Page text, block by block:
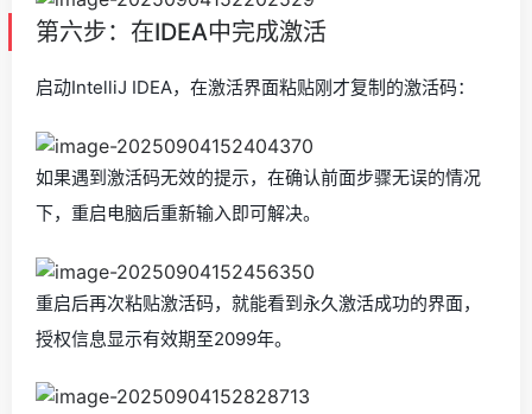
第六步：在IDEA中完成激活
启动IntelliJ IDEA，在激活界面粘贴刚才复制的激活码：
如果遇到激活码无效的提示，在确认前面步骤无误的情况
下，重启电脑后重新输入即可解决。
重启后再次粘贴激活码，就能看到永久激活成功的界面，
授权信息显示有效期至2099年。